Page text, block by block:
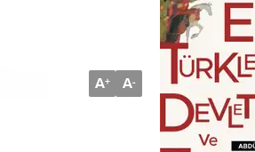
A+ A-